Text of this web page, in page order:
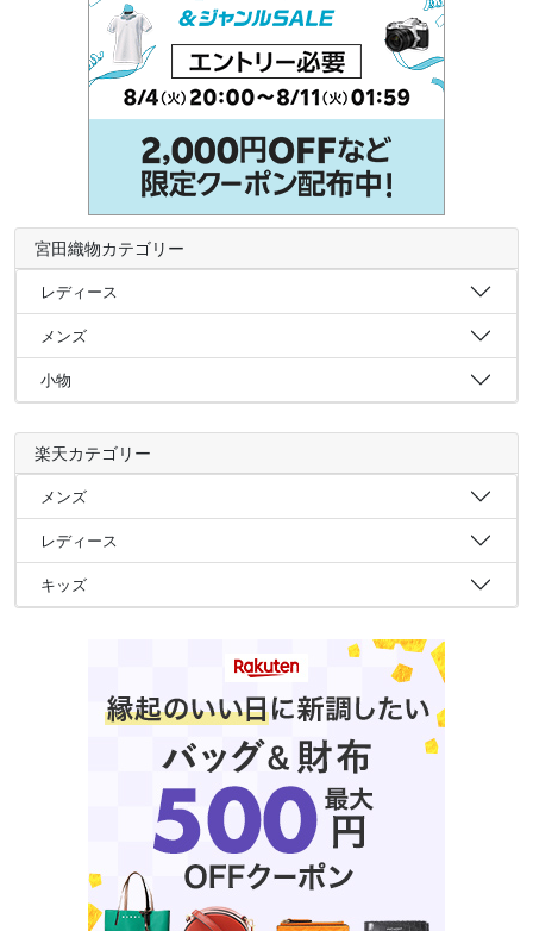
宮田織物カテゴリー
レディース
メンズ
小物
楽天カテゴリー
メンズ
レディース
キッズ